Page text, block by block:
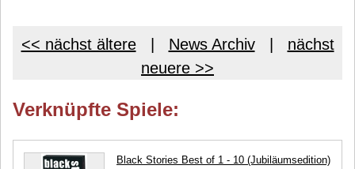
<< nächst ältere| News Archiv| nächst
neuere >>
Verknüpfte Spiele:
Black Stories Best of 1 - 10 (Jubiläumsedition)